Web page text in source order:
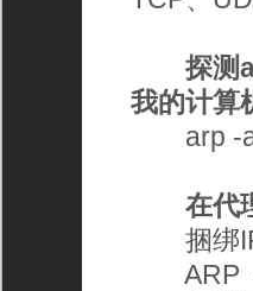
探测
我的计算
arp -
在代
捆绑IP
ARP －